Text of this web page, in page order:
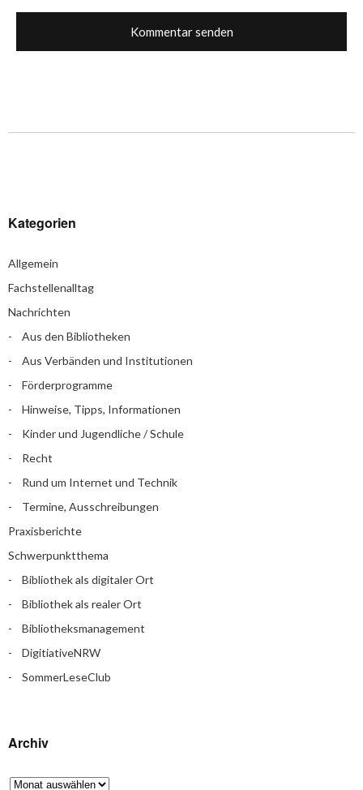
Kategorien
Allgemein
Fachstellenalltag
Nachrichten
Aus den Bibliotheken
Aus Verbänden und Institutionen
Förderprogramme
Hinweise, Tipps, Informationen
Kinder und Jugendliche / Schule
Recht
Rund um Internet und Technik
Termine, Ausschreibungen
Praxisberichte
Schwerpunktthema
Bibliothek als digitaler Ort
Bibliothek als realer Ort
Bibliotheksmanagement
DigitiativeNRW
SommerLeseClub
Archiv